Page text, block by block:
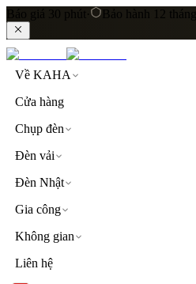
Báo giá 30 phút · Bảo hành 12 tháng
Về KAHA
Cửa hàng
Chụp đèn
Đèn vải
Đèn Nhật
Gia công
Không gian
Liên hệLIÊN KẾT NHANH